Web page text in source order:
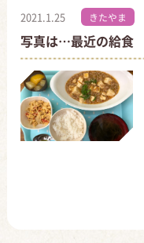
2021.1.25 きたやま
写真は…最近の給食